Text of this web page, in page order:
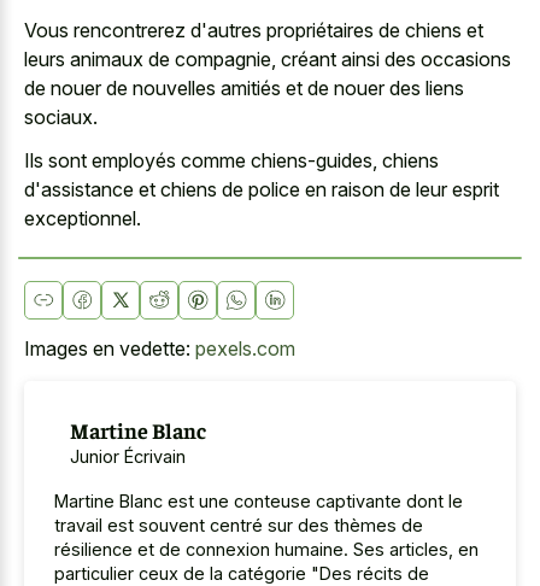
Vous rencontrerez d'autres propriétaires de chiens et
leurs animaux de compagnie, créant ainsi des occasions
de nouer de nouvelles amitiés et de nouer des liens
sociaux.
Ils sont employés comme chiens-guides, chiens
d'assistance et chiens de police en raison de leur esprit
exceptionnel.
Images en vedette: pexels.com
Martine Blanc
Junior Écrivain
Martine Blanc est une conteuse captivante dont le
travail est souvent centré sur des thèmes de
résilience et de connexion humaine. Ses articles, en
particulier ceux de la catégorie "Des récits de